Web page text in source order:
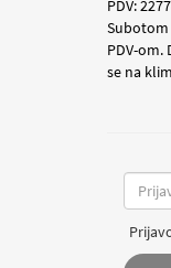
PDV:
Subotom
PDV-om.
se na